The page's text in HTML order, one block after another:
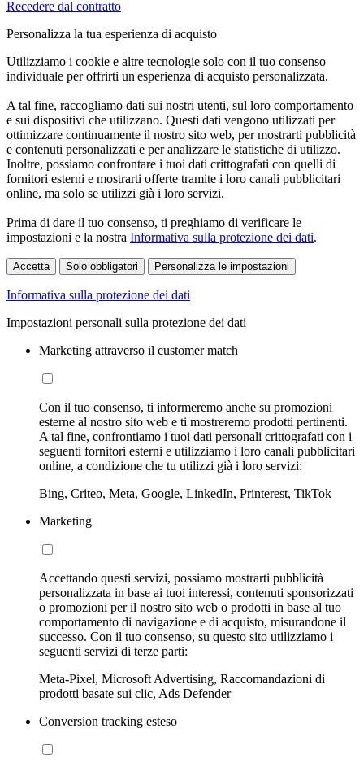
Recedere dal contratto
Personalizza la tua esperienza di acquisto
Utilizziamo i cookie e altre tecnologie solo con il tuo consenso
individuale per offrirti un'esperienza di acquisto personalizzata.
A tal fine, raccogliamo dati sui nostri utenti, sul loro comportamento
e sui dispositivi che utilizzano. Questi dati vengono utilizzati per
ottimizzare continuamente il nostro sito web, per mostrarti pubblicità
e contenuti personalizzati e per analizzare le statistiche di utilizzo.
Inoltre, possiamo confrontare i tuoi dati crittografati con quelli di
fornitori esterni e mostrarti offerte tramite i loro canali pubblicitari
online, ma solo se utilizzi già i loro servizi.
Prima di dare il tuo consenso, ti preghiamo di verificare le
impostazioni e la nostra Informativa sulla protezione dei dati.
Accetta Solo obbligatori Personalizza le impostazioni
Informativa sulla protezione dei dati
Impostazioni personali sulla protezione dei dati
Marketing attraverso il customer match
Con il tuo consenso, ti informeremo anche su promozioni
esterne al nostro sito web e ti mostreremo prodotti pertinenti.
A tal fine, confrontiamo i tuoi dati personali crittografati con i
seguenti fornitori esterni e utilizziamo i loro canali pubblicitari
online, a condizione che tu utilizzi già i loro servizi:
Bing, Criteo, Meta, Google, LinkedIn, Printerest, TikTok
Marketing
Accettando questi servizi, possiamo mostrarti pubblicità
personalizzata in base ai tuoi interessi, contenuti sponsorizzati
o promozioni per il nostro sito web o prodotti in base al tuo
comportamento di navigazione e di acquisto, misurandone il
successo. Con il tuo consenso, su questo sito utilizziamo i
seguenti servizi di terze parti:
Meta-Pixel, Microsoft Advertising, Raccomandazioni di
prodotti basate sui clic, Ads Defender
Conversion tracking esteso